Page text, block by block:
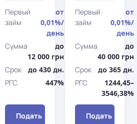
Первый
займ
от
0,01%/
день
Сумма
до
12 000 грн
Срок
до 430 дн.
РГС
447%
Подать
Первый
займ
от
0,01%/
день
Сумма
до
40 000 грн
Срок
до 365 дн.
РГС
1244,45–
3546,38%
Подать